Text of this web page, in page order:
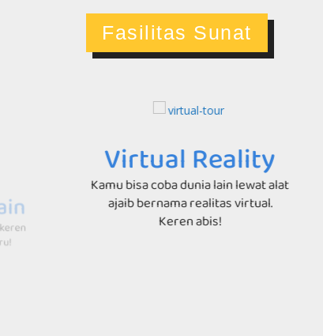
Fasilitas Sunat
Virtual Reality
Kamu bisa coba dunia lain lewat alat
ajaib bernama realitas virtual.
Keren abis!